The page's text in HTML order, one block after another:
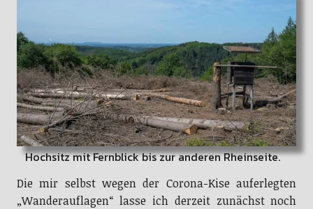
Hochsitz mit Fernblick bis zur anderen Rheinseite.
Die mir selbst wegen der Corona-Kise auferlegten
„Wanderauflagen“ lasse ich derzeit zunächst noch